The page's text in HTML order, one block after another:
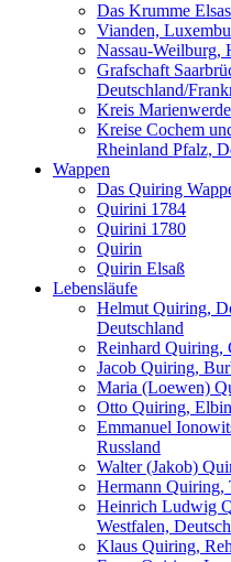
Das Krumme
Vianden,
Nassau-Weilburg,
Grafschaft
Deutschland/
Kreis
Kreise Cochem
Rheinland Pfalz,
Wappen
Das Quiring
Quirini 1784
Quirini 1780
Quirin
Quirin Elsaß
Lebensläufe
Helmut Quiring,
Deutschland
Reinhard Quiring,
Jacob Quiring,
Maria (Loewen)
Otto Quiring,
Emmanuel
Russland
Walter (Jakob)
Hermann Quiring,
Heinrich Ludwig
Westfalen,
Klaus Quiring,